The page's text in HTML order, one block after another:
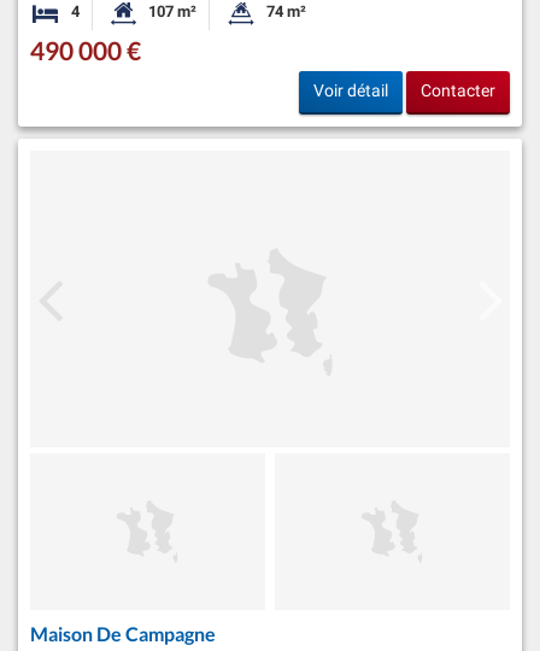
4 Chambres Surface habitable:
107 m² Superficie du terrain:
74 m²
490 000 €
Voir détail Contacter
Maison De Campagne